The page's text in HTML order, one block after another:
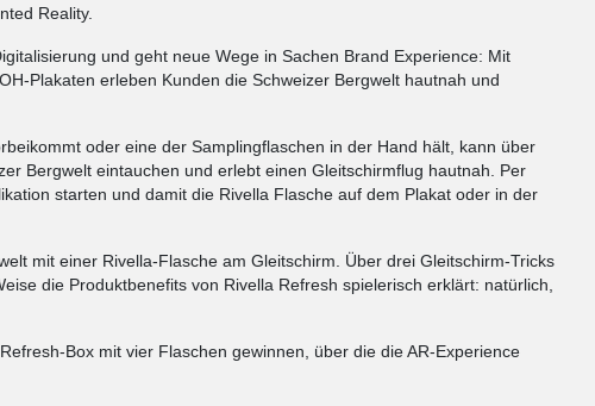
Reality.
und geht neue Wege in Sachen Brand Experience: Mit
Plakaten erleben Kunden die Schweizer Bergwelt hautnah und
oder eine der Samplingflaschen in der Hand hält, kann über
Bergwelt eintauchen und erlebt einen Gleitschirmflug hautnah. Per
starten und damit die Rivella Flasche auf dem Plakat oder in der
mit einer Rivella-Flasche am Gleitschirm. Über drei Gleitschirm-Tricks
die Produktbenefits von Rivella Refresh spielerisch erklärt: natürlich,
Box mit vier Flaschen gewinnen, über die die AR-Experience